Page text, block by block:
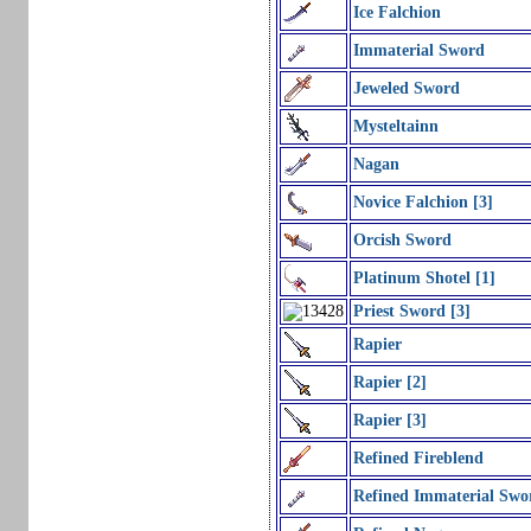
Ice Falchion
Immaterial Sword
Jeweled Sword
Mysteltainn
Nagan
Novice Falchion [3]
Orcish Sword
Platinum Shotel [1]
Priest Sword [3]
Rapier
Rapier [2]
Rapier [3]
Refined Fireblend
Refined Immaterial